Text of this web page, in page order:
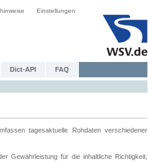
Einstellungen
Dict-API FAQ
tagesaktuelle Rohdaten verschiedener
Gewährleistung für die inhaltliche Richtigkeit,